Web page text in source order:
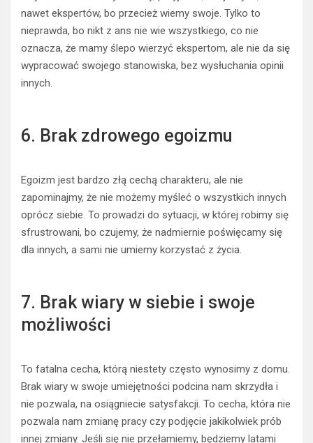
nawet ekspertów, bo przecież wiemy swoje. Tylko to
nieprawda, bo nikt z ans nie wie wszystkiego, co nie
oznacza, że mamy ślepo wierzyć ekspertom, ale nie da się
wypracować swojego stanowiska, bez wysłuchania opinii
innych.
6. Brak zdrowego egoizmu
Egoizm jest bardzo złą cechą charakteru, ale nie
zapominajmy, że nie możemy myśleć o wszystkich innych
oprócz siebie. To prowadzi do sytuacji, w której robimy się
sfrustrowani, bo czujemy, że nadmiernie poświęcamy się
dla innych, a sami nie umiemy korzystać z życia.
7. Brak wiary w siebie i swoje
możliwości
To fatalna cecha, którą niestety często wynosimy z domu.
Brak wiary w swoje umiejętności podcina nam skrzydła i
nie pozwala, na osiągniecie satysfakcji. To cecha, która nie
pozwala nam zmianę pracy czy podjęcie jakikolwiek prób
innej zmiany. Jeśli się nie przełamiemy, będziemy latami